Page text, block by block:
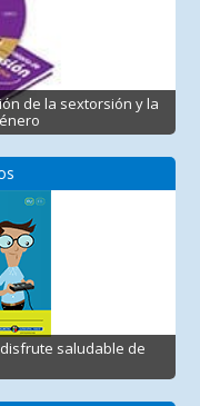
de la sextorsión y la
saludable de